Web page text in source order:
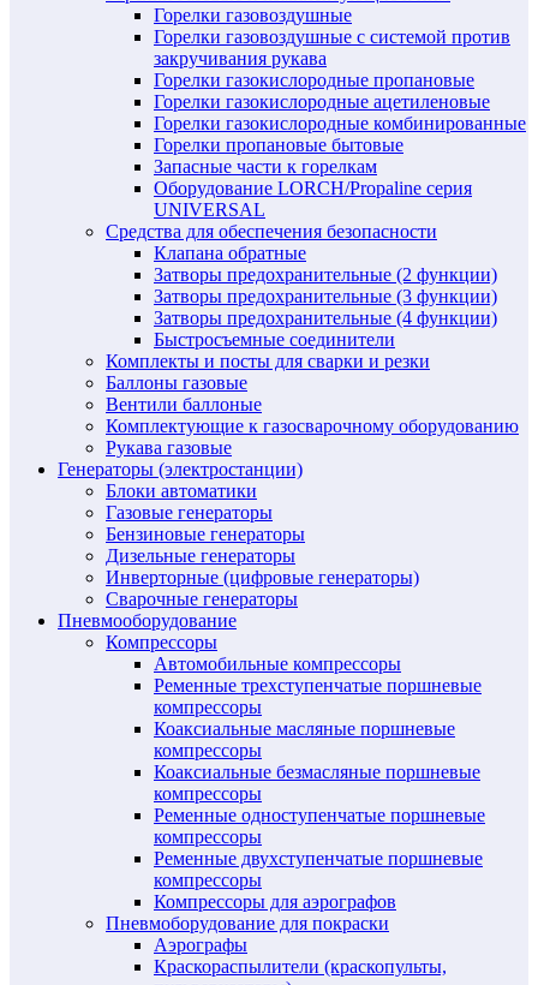
Горелки газовоздушные
Горелки газовоздушные с системой против
закручивания рукава
Горелки газокислородные пропановые
Горелки газокислородные ацетиленовые
Горелки газокислородные комбинированные
Горелки пропановые бытовые
Запасные части к горелкам
Оборудование LORCH/Propaline серия
UNIVERSAL
Средства для обеспечения безопасности
Клапана обратные
Затворы предохранительные (2 функции)
Затворы предохранительные (3 функции)
Затворы предохранительные (4 функции)
Быстросъемные соединители
Комплекты и посты для сварки и резки
Баллоны газовые
Вентили баллоные
Комплектующие к газосварочному оборудованию
Рукава газовые
Генераторы (электростанции)
Блоки автоматики
Газовые генераторы
Бензиновые генераторы
Дизельные генераторы
Инверторные (цифровые генераторы)
Сварочные генераторы
Пневмооборудование
Компрессоры
Автомобильные компрессоры
Ременные трехступенчатые поршневые
компрессоры
Коаксиальные масляные поршневые
компрессоры
Коаксиальные безмасляные поршневые
компрессоры
Ременные одноступенчатые поршневые
компрессоры
Ременные двухступенчатые поршневые
компрессоры
Компрессоры для аэрографов
Пневмоборудование для покраски
Аэрографы
Краскораспылители (краскопульты,